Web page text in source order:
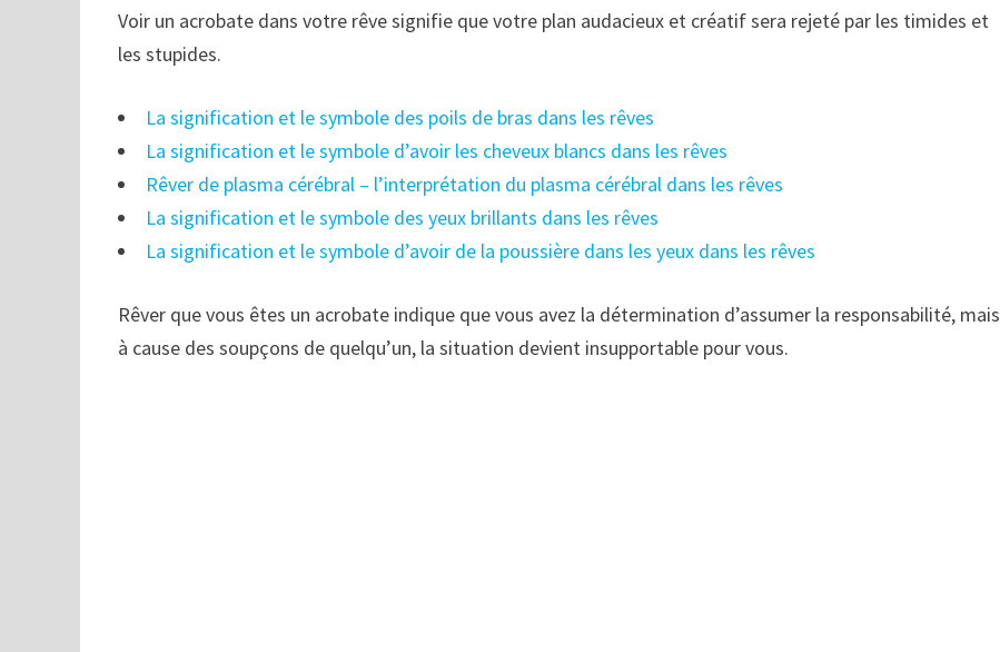
Voir un acrobate dans votre rêve signifie que votre plan audacieux et créatif sera rejeté par les timides et
les stupides.
La signification et le symbole des poils de bras dans les rêves
La signification et le symbole d’avoir les cheveux blancs dans les rêves
Rêver de plasma cérébral – l’interprétation du plasma cérébral dans les rêves
La signification et le symbole des yeux brillants dans les rêves
La signification et le symbole d’avoir de la poussière dans les yeux dans les rêves
Rêver que vous êtes un acrobate indique que vous avez la détermination d’assumer la responsabilité, mais
à cause des soupçons de quelqu’un, la situation devient insupportable pour vous.